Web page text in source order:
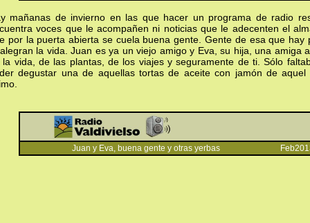
mañanas de invierno en las que hacer un programa de radio
voces que le acompañen ni noticias que le adecenten el
por la puerta abierta se cuela buena gente. Gente de esa que hay
la vida. Juan es ya un viejo amigo y Eva, su hija, una amiga
la vida, de las plantas, de los viajes y seguramente de ti. Sólo
degustar una de aquellas tortas de aceite con jamón de
Juan y Eva, buena gente y otras yerbas